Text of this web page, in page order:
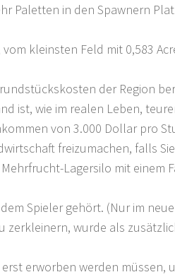
Paletten in den Spawnern
kleinsten Feld mit 0,583
der Region
ist, wie im realen Leben,
von 3.000 Dollar pro
freizumachen, falls
Lagersilo mit einem
Spieler gehört. (Nur im
zerkleinern, wurde als
erworben werden müssen,